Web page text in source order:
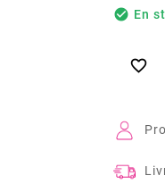
 En
